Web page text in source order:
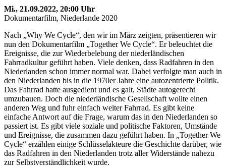
Mi., 21.09.2022, 20:00 Uhr
Dokumentarfilm, Niederlande 2020
Nach „Why We Cycle“, den wir im März zeigten, präsentieren wir
nun den Dokumentarfilm „Together We Cycle“. Er beleuchtet die
Ereignisse, die zur Wiederbelebung der niederländischen
Fahrradkultur geführt haben. Viele denken, dass Radfahren in den
Niederlanden schon immer normal war. Dabei verfolgte man auch in
den Niederlanden bis in die 1970er Jahre eine autozentrierte Politik.
Das Fahrrad hatte ausgedient und es galt, Städte autogerecht
umzubauen. Doch die niederländische Gesellschaft wollte einen
anderen Weg und fuhr einfach weiter Fahrrad. Es gibt keine
einfache Antwort auf die Frage, warum das in den Niederlanden so
passiert ist. Es gibt viele soziale und politische Faktoren, Umstände
und Ereignisse, die zusammen dazu geführt haben. In „Together We
Cycle“ erzählen einige Schlüsselakteure die Geschichte darüber, wie
das Radfahren in den Niederlanden trotz aller Widerstände nahezu
zur Selbstverständlichkeit wurde.